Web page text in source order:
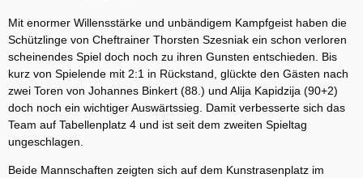
Mit enormer Willensstärke und unbändigem Kampfgeist haben die
Schützlinge von Cheftrainer Thorsten Szesniak ein schon verloren
scheinendes Spiel doch noch zu ihren Gunsten entschieden. Bis
kurz von Spielende mit 2:1 in Rückstand, glückte den Gästen nach
zwei Toren von Johannes Binkert (88.) und Alija Kapidzija (90+2)
doch noch ein wichtiger Auswärtssieg. Damit verbesserte sich das
Team auf Tabellenplatz 4 und ist seit dem zweiten Spieltag
ungeschlagen.
Beide Mannschaften zeigten sich auf dem Kunstrasenplatz im